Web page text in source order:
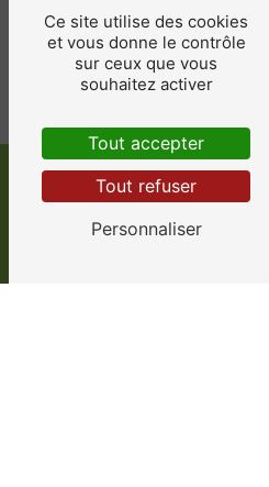
Ce site utilise des cookies
et vous donne le contrôle
sur ceux que vous
souhaitez activer
Tout accepter
Tout refuser
Personnaliser